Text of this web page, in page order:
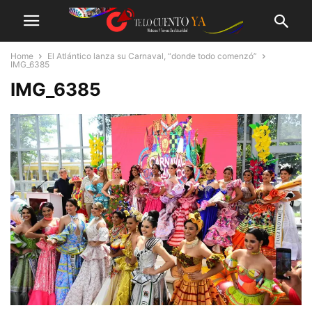
Home
El Atlántico lanza su Carnaval, “donde todo comenzó”
IMG_6385
IMG_6385